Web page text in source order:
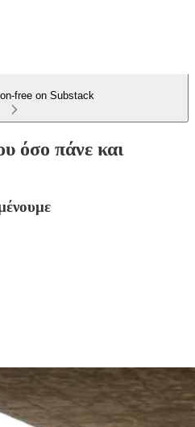
free on Substack
όσο πάνε και